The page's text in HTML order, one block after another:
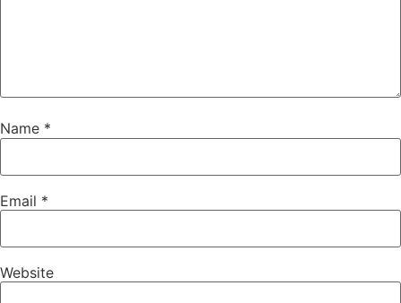
Name *
Email *
Website